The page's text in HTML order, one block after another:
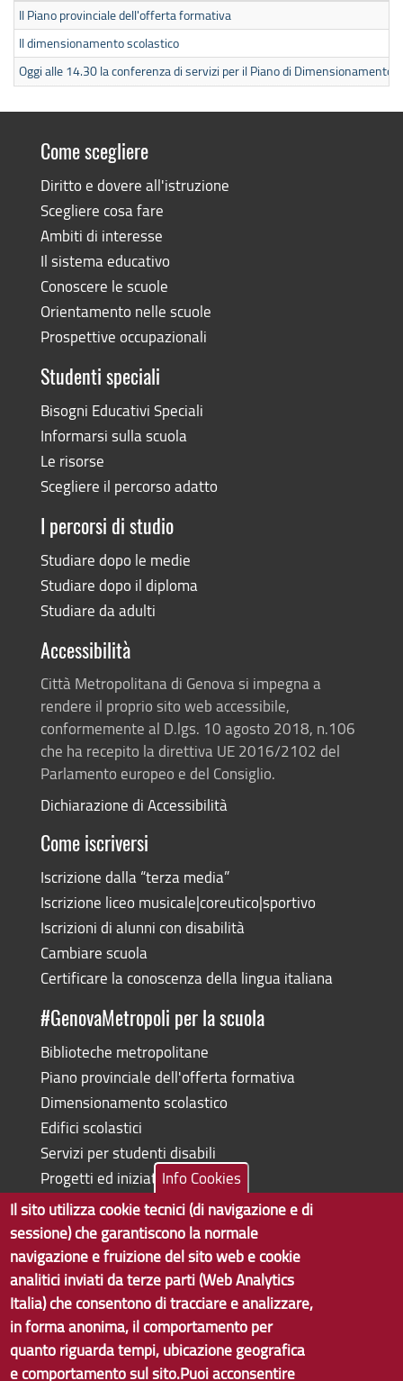
Il Piano provinciale dell'offerta formativa
Il dimensionamento scolastico
Oggi alle 14.30 la conferenza di servizi per il Piano di Dimensionamento
Come scegliere
Diritto e dovere all'istruzione
Scegliere cosa fare
Ambiti di interesse
Il sistema educativo
Conoscere le scuole
Orientamento nelle scuole
Prospettive occupazionali
Studenti speciali
Bisogni Educativi Speciali
Informarsi sulla scuola
Le risorse
Scegliere il percorso adatto
I percorsi di studio
Studiare dopo le medie
Studiare dopo il diploma
Studiare da adulti
Accessibilità
Città Metropolitana di Genova si impegna a
rendere il proprio sito web accessibile,
conformemente al D.lgs. 10 agosto 2018, n.106
che ha recepito la direttiva UE 2016/2102 del
Parlamento europeo e del Consiglio.
Dichiarazione di Accessibilità
Come iscriversi
Iscrizione dalla “terza media”
Iscrizione liceo musicale|coreutico|sportivo
Iscrizioni di alunni con disabilità
Cambiare scuola
Certificare la conoscenza della lingua italiana
#GenovaMetropoli per la scuola
Biblioteche metropolitane
Piano provinciale dell'offerta formativa
Dimensionamento scolastico
Edifici scolastici
Servizi per studenti disabili
Progetti ed iniziative
Copyright © 2017 Città metropolitana di Genova | CF:
80007350103
Tecnologie e Accessibilità
Info Cookies
Il sito utilizza cookie tecnici (di navigazione e di
sessione) che garantiscono la normale
navigazione e fruizione del sito web e cookie
analitici inviati da terze parti (Web Analytics
Italia) che consentono di tracciare e analizzare,
in forma anonima, il comportamento per
quanto riguarda tempi, ubicazione geografica
e comportamento sul sito.Puoi acconsentire